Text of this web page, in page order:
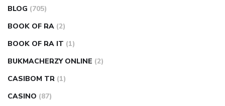
BLOG (705)
BOOK OF RA (2)
BOOK OF RA IT (1)
BUKMACHERZY ONLINE (2)
CASIBOM TR (1)
CASINO (87)